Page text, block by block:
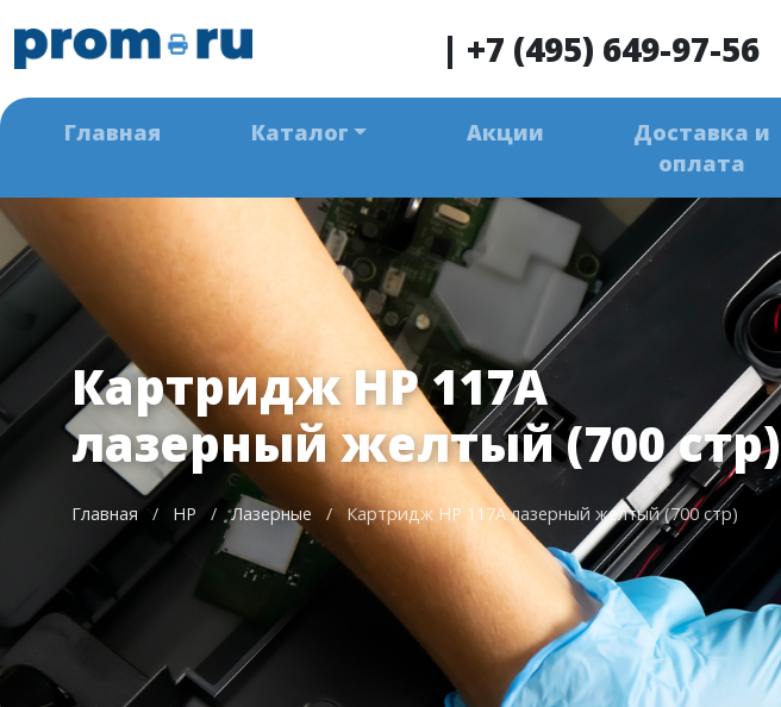
| +7 (495) 649-97-56
Главная Каталог Акции
Доставка и
оплата
Картридж HP 117A
лазерный желтый (700 стр)
Главная / HP / Лазерные / Картридж HP 117A лазерный желтый (700 стр)